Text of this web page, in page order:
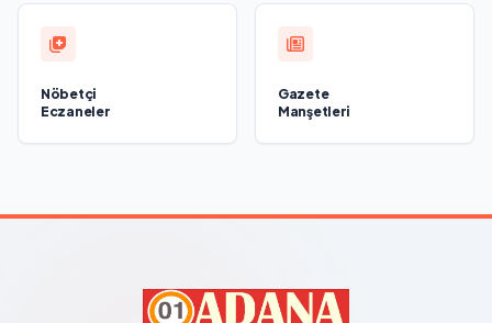
Nöbetçi
Eczaneler
Gazete
Manşetleri